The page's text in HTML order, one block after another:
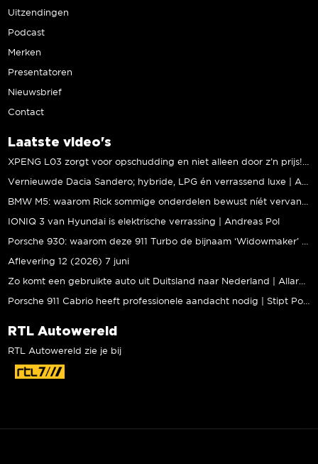
Uitzendingen
Podcast
Merken
Presentatoren
Nieuwsbrief
Contact
Laatste video's
IONIQ 3 van Hyundai is elektrische verrassing | Andreas Pol
Aflevering 12 (2026) 7 juni
RTL Autowereld
RTL Autowereld zie je bij